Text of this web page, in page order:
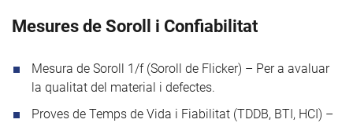
Mesures de Soroll i Confiabilitat
Mesura de Soroll 1/f (Soroll de Flicker) – Per a avaluar
la qualitat del material i defectes.
Proves de Temps de Vida i Fiabilitat (TDDB, BTI, HCI) –